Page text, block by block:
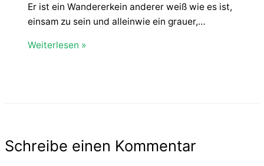
Er ist ein Wandererkein anderer weiß wie es ist,
einsam zu sein und alleinwie ein grauer,…
Weiterlesen »
Schreibe einen Kommentar